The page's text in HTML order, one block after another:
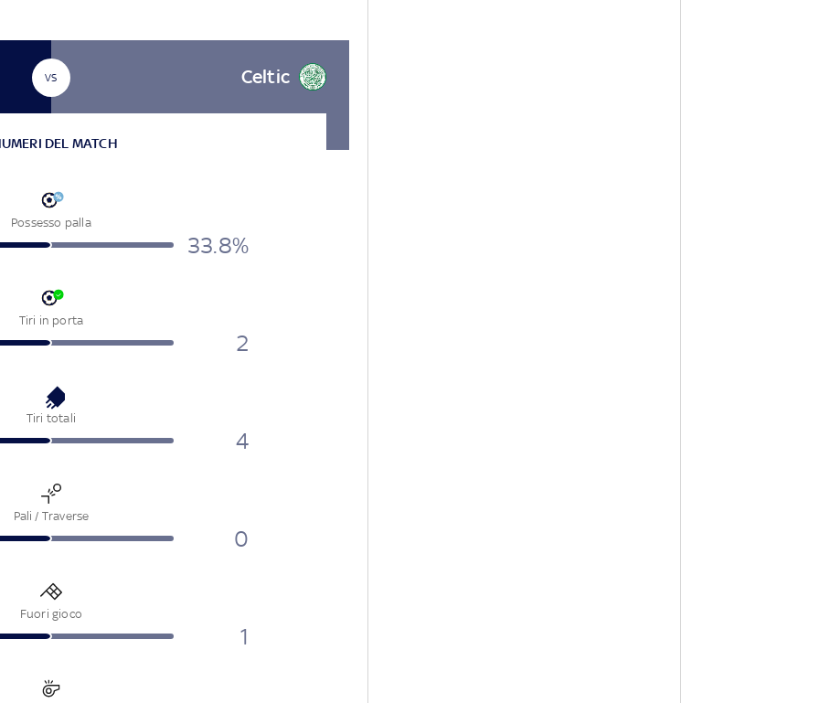
VS Celtic
DEL MATCH
Possesso palla
33.8%
Tiri in porta
2
Tiri totali
4
Pali / Traverse
0
Fuori gioco
1